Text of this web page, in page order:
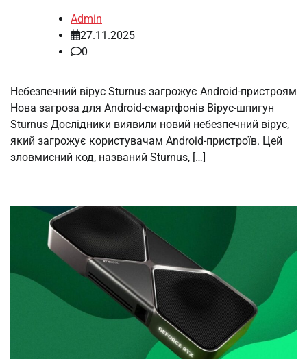
Admin
27.11.2025
0
Небезпечний вірус Sturnus загрожує Android-пристроям
Нова загроза для Android-смартфонів Вірус-шпигун
Sturnus Дослідники виявили новий небезпечний вірус,
який загрожує користувачам Android-пристроїв. Цей
зловмисний код, названий Sturnus, […]